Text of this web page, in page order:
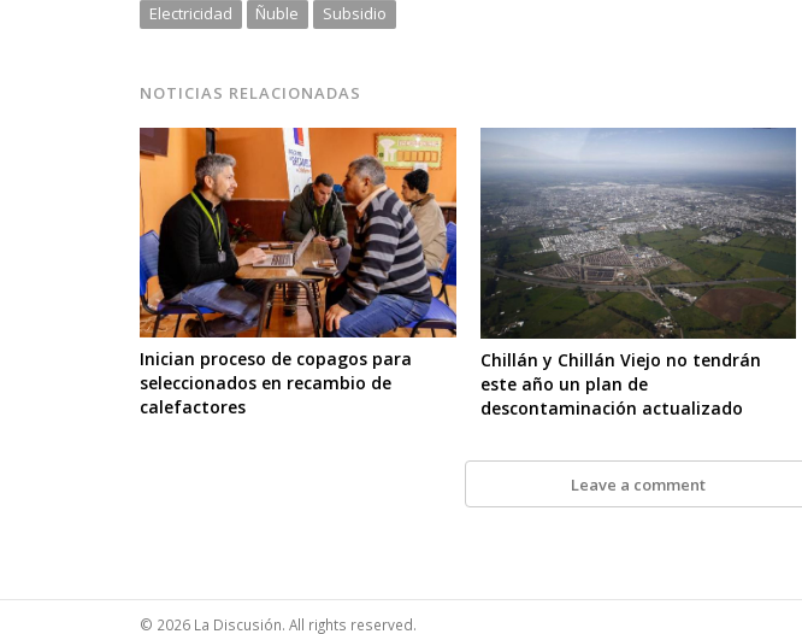
Electricidad Ñuble Subsidio
NOTICIAS RELACIONADAS
Inician proceso de copagos para
seleccionados en recambio de
calefactores
Chillán y Chillán Viejo no tendrán
este año un plan de
descontaminación actualizado
Leave a comment
© 2026 La Discusión. All rights reserved.